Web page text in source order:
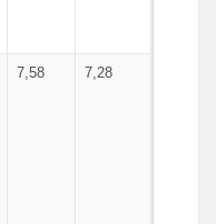
7,58 7,28